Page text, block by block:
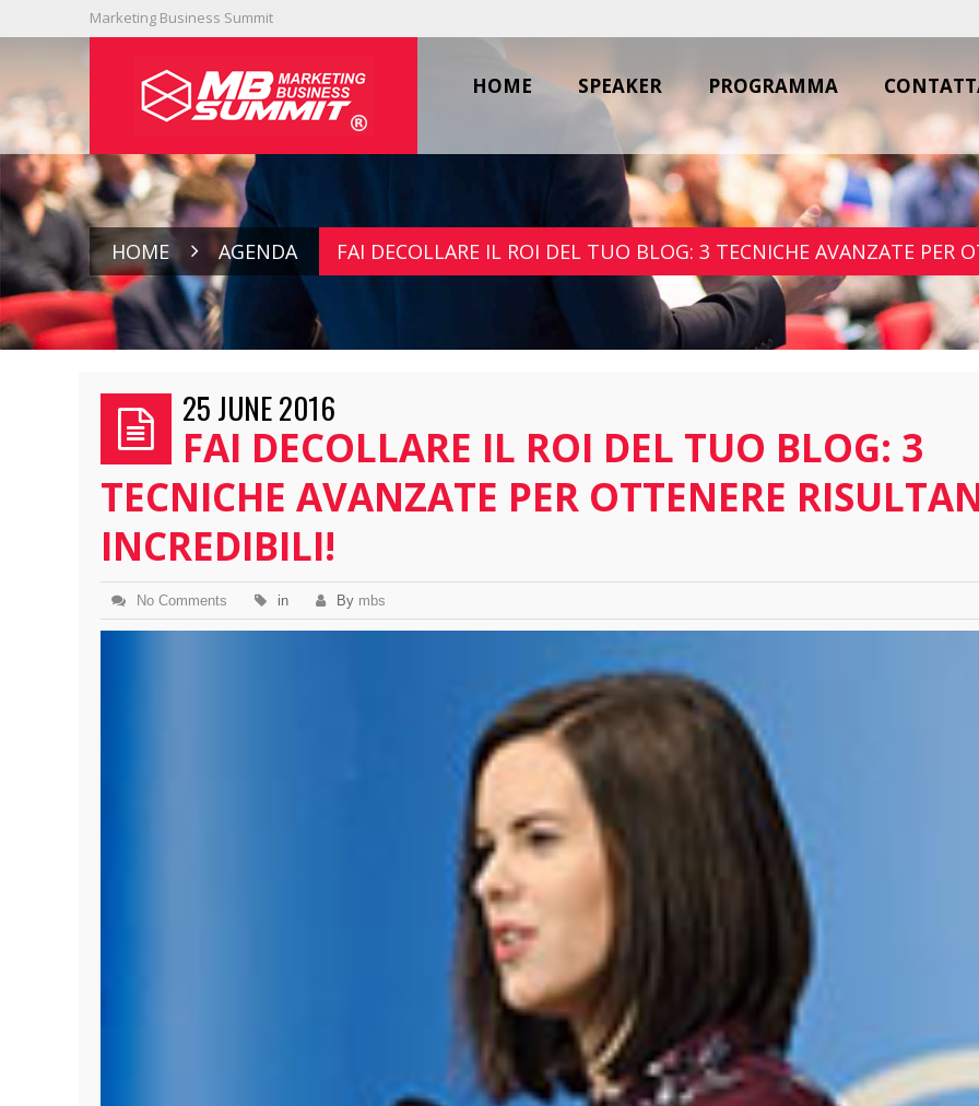
Marketing Business Summit
HOME SPEAKER PROGRAMMA
HOME AGENDA FAI DECOLLARE IL ROI DEL TUO BLOG: 3 TECNICHE AVANZATE PER
25 JUNE 2016
FAI DECOLLARE IL ROI DEL TUO BLOG: 3
TECNICHE AVANZATE PER OTTENERE
INCREDIBILI!
No Comments in By mbs